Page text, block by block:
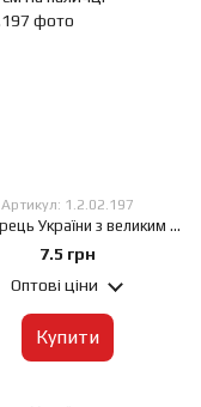
Артикул: 1.2.02.197
Прапорець України з великим тризубом по центру 10х20 см на паличці
7.5 грн
Оптові ціни
Купити